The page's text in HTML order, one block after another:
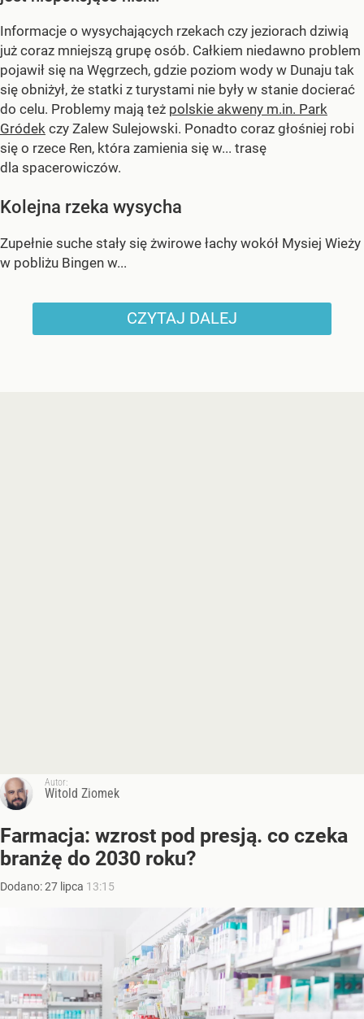
Informacje o wysychających rzekach czy jeziorach dziwią
już coraz mniejszą grupę osób. Całkiem niedawno problem
pojawił się na Węgrzech, gdzie poziom wody w Dunaju tak
się obniżył, że statki z turystami nie były w stanie docierać
do celu. Problemy mają też polskie akweny m.in. Park
Gródek czy Zalew Sulejowski. Ponadto coraz głośniej robi
się o rzece Ren, która zamienia się w... trasę
dla spacerowiczów.
Kolejna rzeka wysycha
Zupełnie suche stały się żwirowe łachy wokół Mysiej Wieży
w pobliżu Bingen w...
CZYTAJ DALEJ
Autor:
Witold Ziomek
Farmacja: wzrost pod presją. co czeka
branżę do 2030 roku?
Dodano:27 lipca 13:15